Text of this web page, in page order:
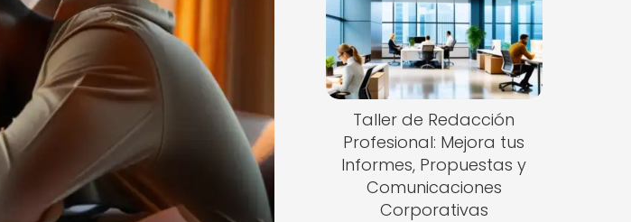
Taller de Redacción
Profesional: Mejora tus
Informes, Propuestas y
Comunicaciones
Corporativas